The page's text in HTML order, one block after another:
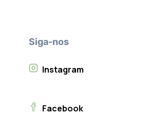
Siga-nos
Instagram
Facebook